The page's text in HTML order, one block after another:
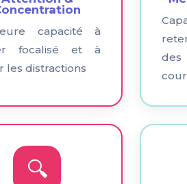
capacité à
focalisé et à
les distractions
🔍